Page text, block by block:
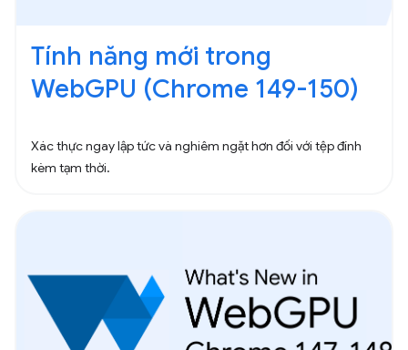
Tính năng mới trong
WebGPU (Chrome 149-150)
Xác thực ngay lập tức và nghiêm ngặt hơn đối với tệp đính
kèm tạm thời.